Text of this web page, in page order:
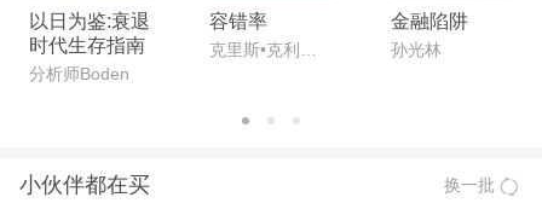
长、百度总裁，后创立清华大学智能产业研究院并担
任院长，本书是他的全新力作。 2.雷军、姚期智作
序，施瓦布、李复重磅推荐。 3.张亚勤在AI时代前沿
的思考和探索：对整个行业物理智能、数字智能、生
Chatgpt、DeepSeek等核心智能技术与未来发展趋
以日为鉴:衰退
时代生存指南
分析师Boden
容错率 金融陷阱
孙光林
小伙伴都在买 换一批